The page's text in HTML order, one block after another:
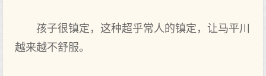
孩子很镇定，这种超乎常人的镇定，让马平川
越来越不舒服。